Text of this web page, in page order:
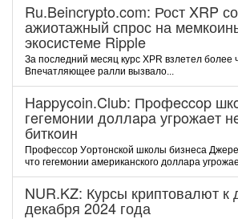
Ru.Beincrypto.com: Рост XRP
ажиотажный спрос на
экосистеме Ripple
За последний месяц курс XPR взлетел более
Впечатляющее ралли вызвало...
Happycoin.Club: Пpoфeccop
гeгeмoнии дoллapa угpoжaeт
биткoин
Пpoфeccop Уopтoнcкoй шкoлы бизнeca
чтo гeгeмoнии aмepикaнcкoгo дoллapa
NUR.KZ: Курсы криптовалют к
декабря 2024 года